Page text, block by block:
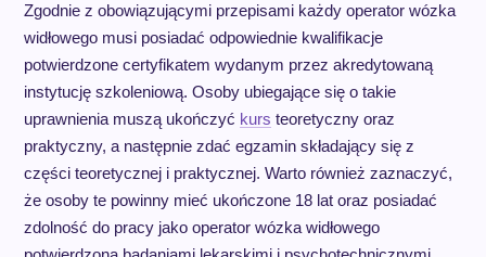
Zgodnie z obowiązującymi przepisami każdy operator wózka
widłowego musi posiadać odpowiednie kwalifikacje
potwierdzone certyfikatem wydanym przez akredytowaną
instytucję szkoleniową. Osoby ubiegające się o takie
uprawnienia muszą ukończyć kurs teoretyczny oraz
praktyczny, a następnie zdać egzamin składający się z
części teoretycznej i praktycznej. Warto również zaznaczyć,
że osoby te powinny mieć ukończone 18 lat oraz posiadać
zdolność do pracy jako operator wózka widłowego